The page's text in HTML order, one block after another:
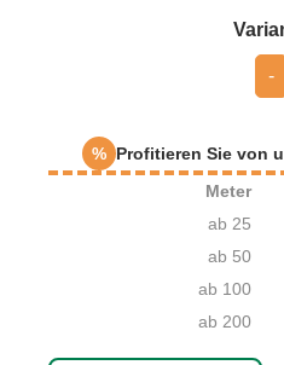
-
% Profitieren Sie von
Meter
ab 25
ab 50
ab 100
ab 200